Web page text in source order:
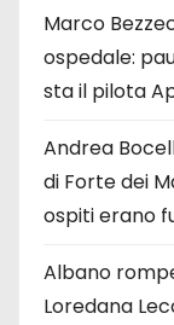
Marco
ospedale:
sta il pilota
Andrea
di Forte dei
ospiti erano
Albano
Loredana